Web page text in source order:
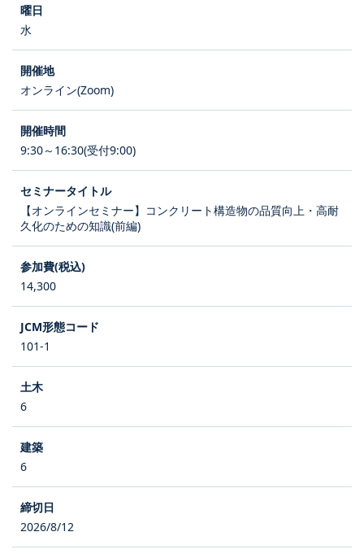
水
オンライン(Zoom)
9:30～16:30(受付9:00)
【オンラインセミナー】コンクリート構造物の品質向上・高耐
久化のための知識(前編)
14,300
101-1
6
6
2026/8/12